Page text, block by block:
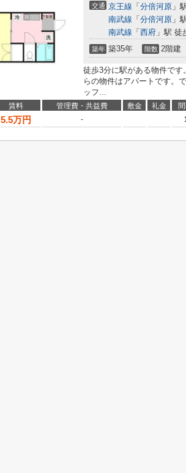
交通 京王線 「 分倍河原 」
南武線 「 分倍河原 」
南武線 「 西府 」駅 徒
築年 築35年 階数 2階建
徒歩3分に駅がある物件で
らの物件はアパートです。
ッフ...
賃料 管理費・共益費 敷金 礼金
5.5万円 -